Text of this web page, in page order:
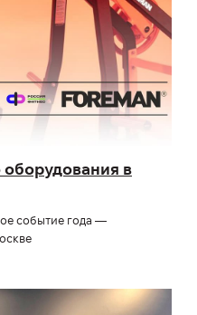
в
событие года —